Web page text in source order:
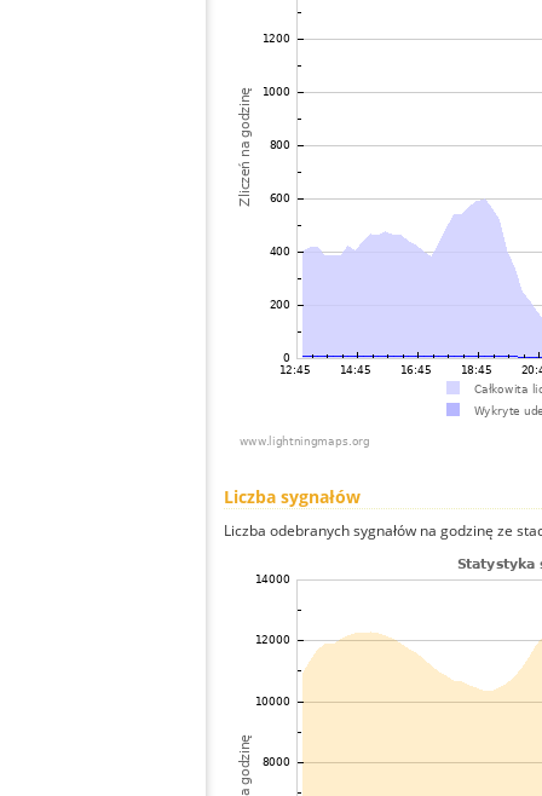
Liczba sygnałów
Liczba odebranych sygnałów na godzinę ze